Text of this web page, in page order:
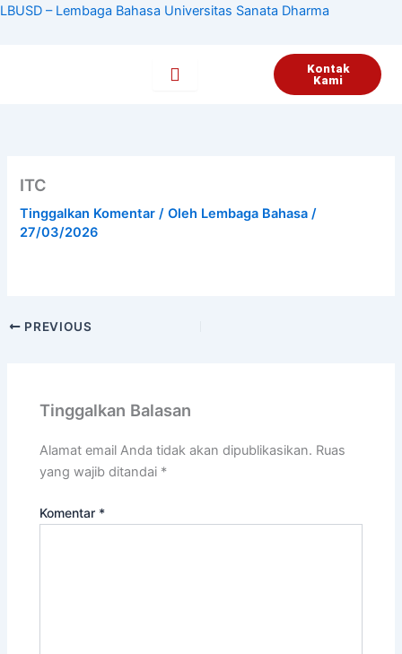
Lewati
LBUSD – Lembaga Bahasa Universitas Sanata Dharma
Kontak
Kami
ITC
Tinggalkan Komentar / Oleh Lembaga Bahasa/
27/03/2026
PREVIOUS
Tinggalkan Balasan
Alamat email Anda tidak akan dipublikasikan. Ruas
yang wajib ditandai *
Komentar *